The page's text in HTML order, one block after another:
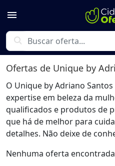
menu
search
Ofertas de Unique by
O Unique by Adriano
expertise em beleza da
qualificados e produtos de
que há de melhor para
detalhes. Não deixe de
Nenhuma oferta